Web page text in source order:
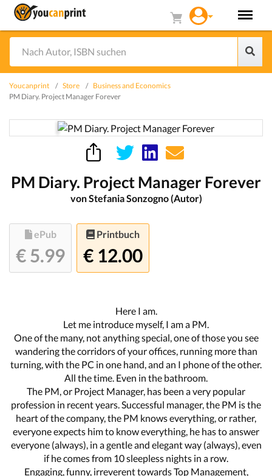
Youcanprint Store
Business and Economics
PM Diary. Project Manager Forever
PM Diary. Project Manager Forever
von Stefania Sonzogno (Autor)
ePub
€ 5.99
Printbuch
€ 12.00
Here I am.
Let me introduce myself, I am a PM.
One of the many, not anything special, one of those you see
wandering the corridors of your offices, running more than
turning, with the PC in one hand, and an I phone of the other.
All the time. Even in the bathroom.
The PM, or Project Manager, has been a very popular
profession in recent years. Successful manager, the PM is the
heart of the company, the PM knows everything, or rather,
everyone expects him to know everything, he has to answer
everyone (always), in a gentle and elegant way (always), even
if he comes from 10 sleepless nights in a row.
Engaging, funny, irreverent towards Top Management,